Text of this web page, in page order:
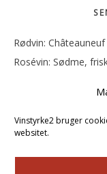
Vinstyrke2 bruger
websitet.
Rødvin:
Rosévin: Sødme,
Rosévin:
Rosévin: Sødmen